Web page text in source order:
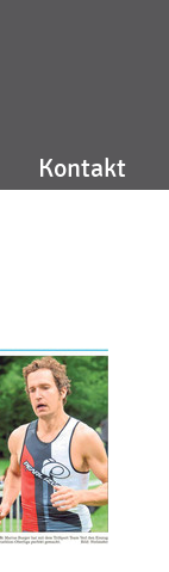
Kontakt